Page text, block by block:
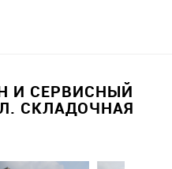
И СЕРВИСНЫЙ
СКЛАДОЧНАЯ